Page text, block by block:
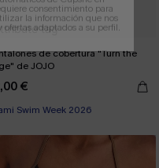
de cobertura "Turn the
de JOJO
€
Swim Week 2026
consentimiento para
la información que nos
adaptados a su perfil.